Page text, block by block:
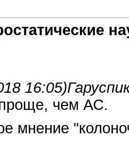
16:05)
проще, чем АС.
мнение